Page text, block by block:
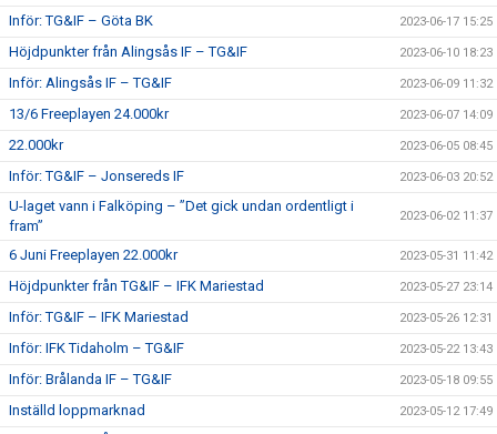
Inför: TG&IF – Göta BK 2023-06-17 15:25
Höjdpunkter från Alingsås IF – TG&IF 2023-06-10 18:23
Inför: Alingsås IF – TG&IF 2023-06-09 11:32
13/6 Freeplayen 24.000kr 2023-06-07 14:09
22.000kr 2023-06-05 08:45
Inför: TG&IF – Jonsereds IF 2023-06-03 20:52
U-laget vann i Falköping – ”Det gick undan ordentligt i
fram”
2023-06-02 11:37
6 Juni Freeplayen 22.000kr 2023-05-31 11:42
Höjdpunkter från TG&IF – IFK Mariestad 2023-05-27 23:14
Inför: TG&IF – IFK Mariestad 2023-05-26 12:31
Inför: IFK Tidaholm – TG&IF 2023-05-22 13:43
Inför: Brålanda IF – TG&IF 2023-05-18 09:55
Inställd loppmarknad 2023-05-12 17:49